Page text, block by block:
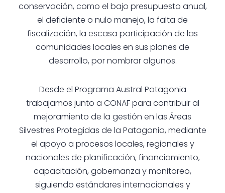
conservación, como el bajo presupuesto anual,
el deficiente o nulo manejo, la falta de
fiscalización, la escasa participación de las
comunidades locales en sus planes de
desarrollo, por nombrar algunos.
Desde el Programa Austral Patagonia
trabajamos junto a CONAF para contribuir al
mejoramiento de la gestión en las Áreas
Silvestres Protegidas de la Patagonia, mediante
el apoyo a procesos locales, regionales y
nacionales de planificación, financiamiento,
capacitación, gobernanza y monitoreo,
siguiendo estándares internacionales y